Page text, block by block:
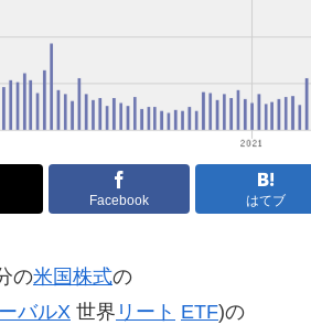
Facebook はてブ
の米国株式の
バルX 世界 リート ETF)の